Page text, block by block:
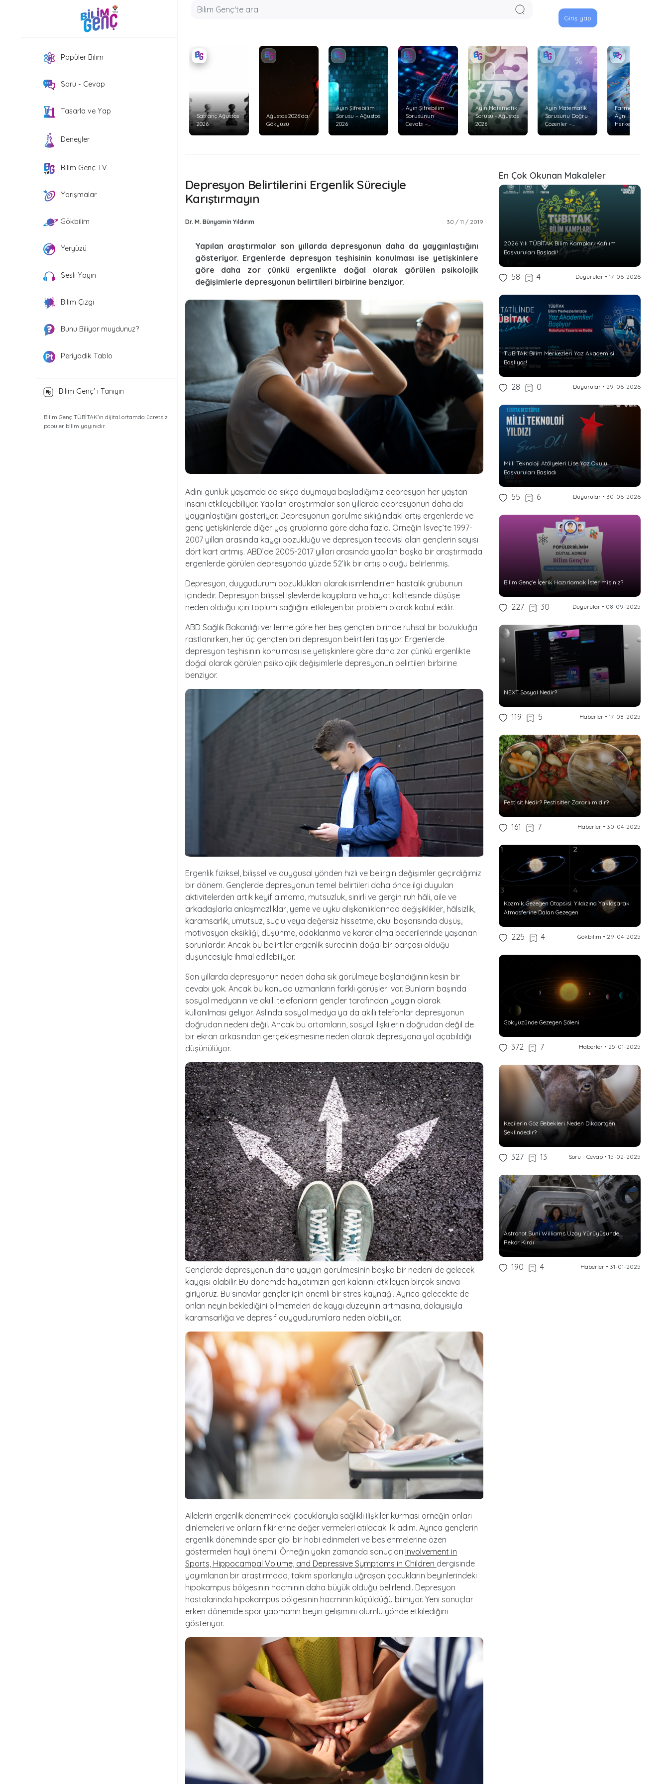
Giriş yap
Popüler Bilim
Soru - Cevap
Tasarla ve Yap
Deneyler
Bilim Genç TV
Yarışmalar
Gökbilim
Yeryüzü
Sesli Yayın
Bilim Çizgi
Bunu Biliyor muydunuz?
Periyodik Tablo
Bilim Genç' i Tanıyın
Bilim Genç TÜBİTAK’ın dijital ortamda ücretsiz
popüler bilim yayınıdır.
Satranç Ağustos
2026
Ağustos 2026’da
Gökyüzü
Ayın Şifrebilim
Sorusu – Ağustos
2026
Ayın Şifrebilim
Sorusunun
Cevabı –
Ayın Matematik
Sorusu - Ağustos
2026
Ayın Matematik
Sorusunu Doğru
Çözenler –
Farmakogenetik:
Aynı İlaç Neden
Herkeste Aynı
Depresyon Belirtilerini Ergenlik Süreciyle
Karıştırmayın
Dr. M. Bünyamin Yıldırım 30 / 11 / 2019
Yapılan araştırmalar son yıllarda depresyonun daha da yaygınlaştığını
gösteriyor. Ergenlerde depresyon teşhisinin konulması ise yetişkinlere
göre daha zor çünkü ergenlikte doğal olarak görülen psikolojik
değişimlerle depresyonun belirtileri birbirine benziyor.
Adını günlük yaşamda da sıkça duymaya başladığımız depresyon her yaştan
insanı etkileyebiliyor. Yapılan araştırmalar son yıllarda depresyonun daha da
yaygınlaştığını gösteriyor. Depresyonun görülme sıklığındaki artış ergenlerde ve
genç yetişkinlerde diğer yaş gruplarına göre daha fazla. Örneğin İsveç’te 1997-
2007 yılları arasında kaygı bozukluğu ve depresyon tedavisi alan gençlerin sayısı
dört kart artmış. ABD’de 2005-2017 yılları arasında yapılan başka bir araştırmada
ergenlerde görülen depresyonda yüzde 52’lik bir artış olduğu belirlenmiş.
Depresyon, duygudurum bozuklukları olarak isimlendirilen hastalık grubunun
içindedir. Depresyon bilişsel işlevlerde kayıplara ve hayat kalitesinde düşüşe
neden olduğu için toplum sağlığını etkileyen bir problem olarak kabul edilir.
ABD Sağlık Bakanlığı verilerine göre her beş gençten birinde ruhsal bir bozukluğa
rastlanırken, her üç gençten biri depresyon belirtileri taşıyor. Ergenlerde
depresyon teşhisinin konulması ise yetişkinlere göre daha zor çünkü ergenlikte
doğal olarak görülen psikolojik değişimlerle depresyonun belirtileri birbirine
benziyor.
Ergenlik fiziksel, bilişsel ve duygusal yönden hızlı ve belirgin değişimler geçirdiğimiz
bir dönem. Gençlerde depresyonun temel belirtileri daha önce ilgi duyulan
aktivitelerden artık keyif almama, mutsuzluk, sinirli ve gergin ruh hâli, aile ve
arkadaşlarla anlaşmazlıklar, yeme ve uyku alışkanlıklarında değişiklikler, hâlsizlik,
karamsarlık, umutsuz, suçlu veya değersiz hissetme, okul başarısında düşüş,
motivasyon eksikliği, düşünme, odaklanma ve karar alma becerilerinde yaşanan
sorunlardır. Ancak bu belirtiler ergenlik sürecinin doğal bir parçası olduğu
düşüncesiyle ihmal edilebiliyor.
Son yıllarda depresyonun neden daha sık görülmeye başlandığının kesin bir
cevabı yok. Ancak bu konuda uzmanların farklı görüşleri var. Bunların başında
sosyal medyanın ve akıllı telefonların gençler tarafından yaygın olarak
kullanılması geliyor. Aslında sosyal medya ya da akıllı telefonlar depresyonun
doğrudan nedeni değil. Ancak bu ortamların, sosyal ilişkilerin doğrudan değil de
bir ekran arkasından gerçekleşmesine neden olarak depresyona yol açabildiği
düşünülüyor.
Gençlerde depresyonun daha yaygın görülmesinin başka bir nedeni de gelecek
kaygısı olabilir. Bu dönemde hayatımızın geri kalanını etkileyen birçok sınava
giriyoruz. Bu sınavlar gençler için önemli bir stres kaynağı. Ayrıca gelecekte de
onları neyin beklediğini bilmemeleri de kaygı düzeyinin artmasına, dolayısıyla
karamsarlığa ve depresif duygudurumlara neden olabiliyor.
Ailelerin ergenlik dönemindeki çocuklarıyla sağlıklı ilişkiler kurması örneğin onları
dinlemeleri ve onların fikirlerine değer vermeleri atılacak ilk adım. Ayrıca gençlerin
ergenlik döneminde spor gibi bir hobi edinmeleri ve beslenmelerine özen
göstermeleri hayli önemli. Örneğin yakın zamanda sonuçları Involvement in
Sports, Hippocampal Volume, and Depressive Symptoms in Children dergisinde
yayımlanan bir araştırmada, takım sporlarıyla uğraşan çocukların beyinlerindeki
hipokampus bölgesinin hacminin daha büyük olduğu belirlendi. Depresyon
hastalarında hipokampus bölgesinin hacminin küçüldüğü biliniyor. Yeni sonuçlar
erken dönemde spor yapmanın beyin gelişimini olumlu yönde etkilediğini
gösteriyor.
En Çok Okunan Makaleler
2026 Yılı TÜBİTAK Bilim Kampları Katılım
Başvuruları Başladı!
58 4 Duyurular• 17-06-2026
TÜBİTAK Bilim Merkezleri Yaz Akademisi
Başlıyor!
28 0 Duyurular• 29-06-2026
Milli Teknoloji Atölyeleri Lise Yaz Okulu
Başvuruları Başladı
55 6 Duyurular• 30-06-2026
Bilim Genç’e İçerik Hazırlamak İster misiniz?
227 30 Duyurular• 08-09-2025
NEXT Sosyal Nedir?
119 5 Haberler• 17-08-2025
Pestisit Nedir? Pestisitler Zararlı mıdır?
161 7 Haberler• 30-04-2025
Kozmik Gezegen Otopsisi: Yıldızına Yaklaşarak
Atmosferine Dalan Gezegen
225 4 Gökbilim • 29-04-2025
Gökyüzünde Gezegen Şöleni
372 7 Haberler• 25-01-2025
Keçilerin Göz Bebekleri Neden Dikdörtgen
Şeklindedir?
327 13 Soru - Cevap• 15-02-2025
Astronot Suni Williams Uzay Yürüyüşünde
Rekor Kırdı
190 4 Haberler• 31-01-2025